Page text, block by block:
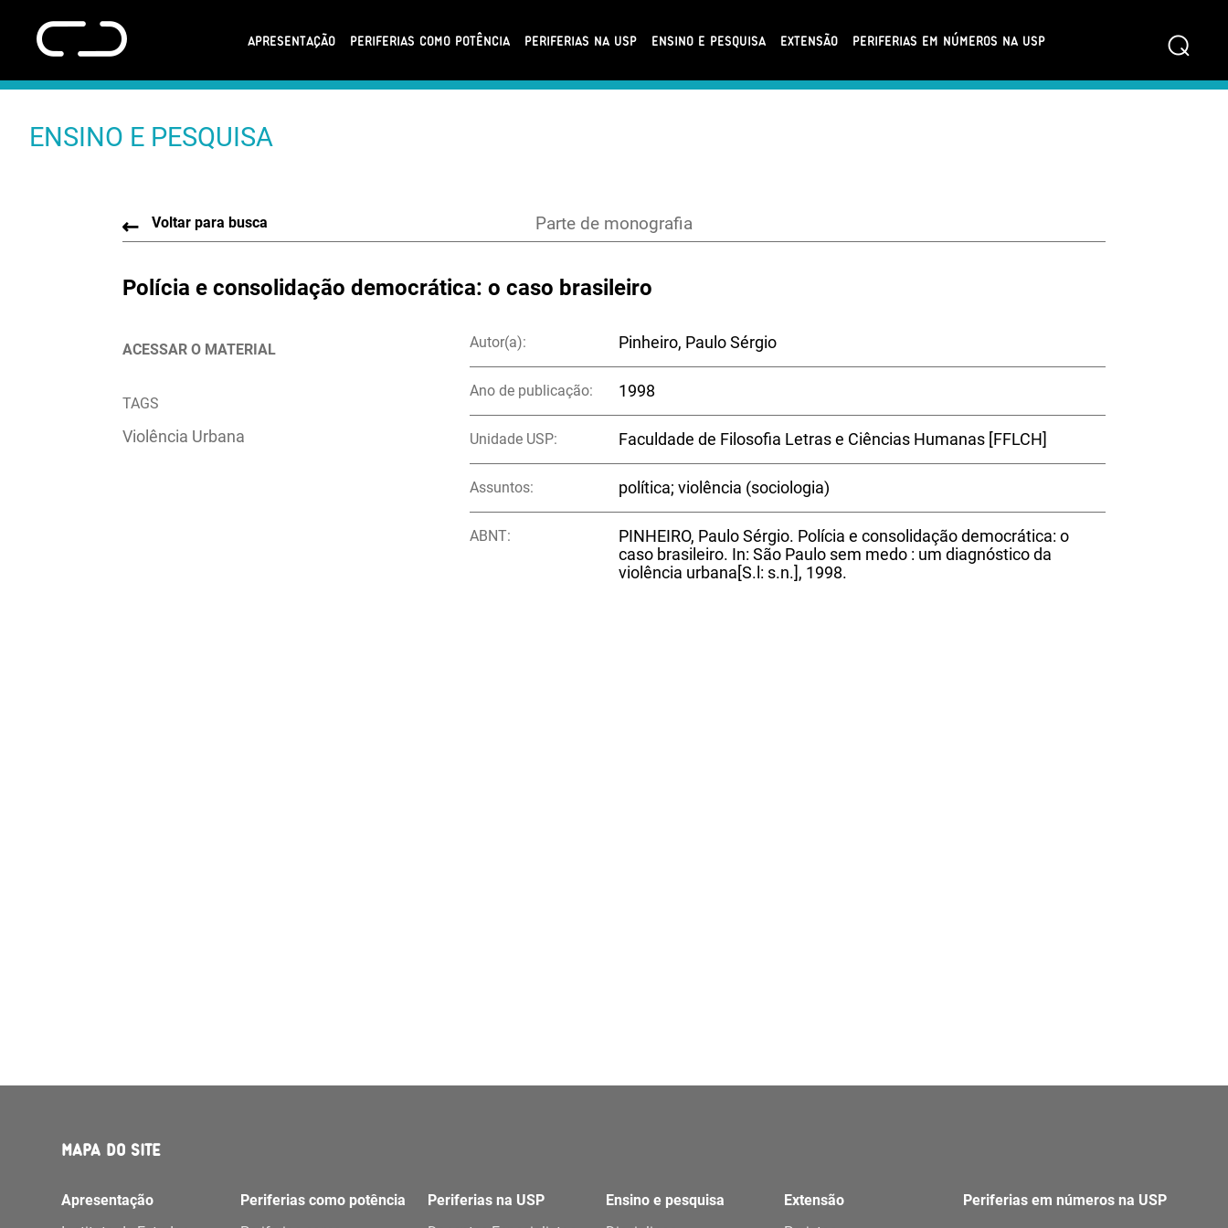
APRESENTAÇÃO PERIFERIAS COMO POTÊNCIA PERIFERIAS NA USP ENSINO E PESQUISA EXTENSÃO PERIFERIAS EM NÚMEROS NA USP ⌕
ENSINO E PESQUISA
Voltar para busca Parte de monografia
Polícia e consolidação democrática: o caso brasileiro
ACESSAR O MATERIAL
TAGS
Violência Urbana
Autor(a): Pinheiro, Paulo Sérgio
Ano de publicação: 1998
Unidade USP: Faculdade de Filosofia Letras e Ciências Humanas [FFLCH]
Assuntos: política; violência (sociologia)
ABNT:
PINHEIRO, Paulo Sérgio. Polícia e consolidação democrática: o
caso brasileiro. In: São Paulo sem medo : um diagnóstico da
violência urbana[S.l: s.n.], 1998.
MAPA DO SITE
Apresentação
Periferias como potência
Periferias na USP
Ensino e pesquisa
Extensão
Periferias em números na USP